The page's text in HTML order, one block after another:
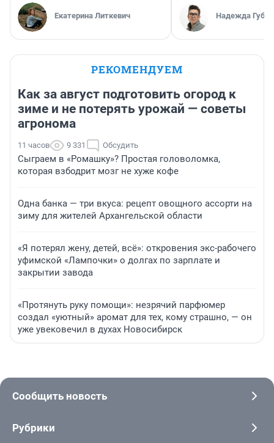
Екатерина Литкевич Надежда
РЕКОМЕНДУЕМ
Как за август подготовить огород к
зиме и не потерять урожай — советы
агронома
11 часов 9 331 Обсудить
Сыграем в «Ромашку»? Простая головоломка,
которая взбодрит мозг не хуже кофе
Одна банка — три вкуса: рецепт овощного ассорти на
зиму для жителей Архангельской области
«Я потерял жену, детей, всё»: откровения экс-рабочего
уфимской «Лампочки» о долгах по зарплате и
закрытии завода
«Протянуть руку помощи»: незрячий парфюмер
создал «уютный» аромат для тех, кому страшно, — он
уже увековечил в духах Новосибирск
Сообщить новость
Рубрики